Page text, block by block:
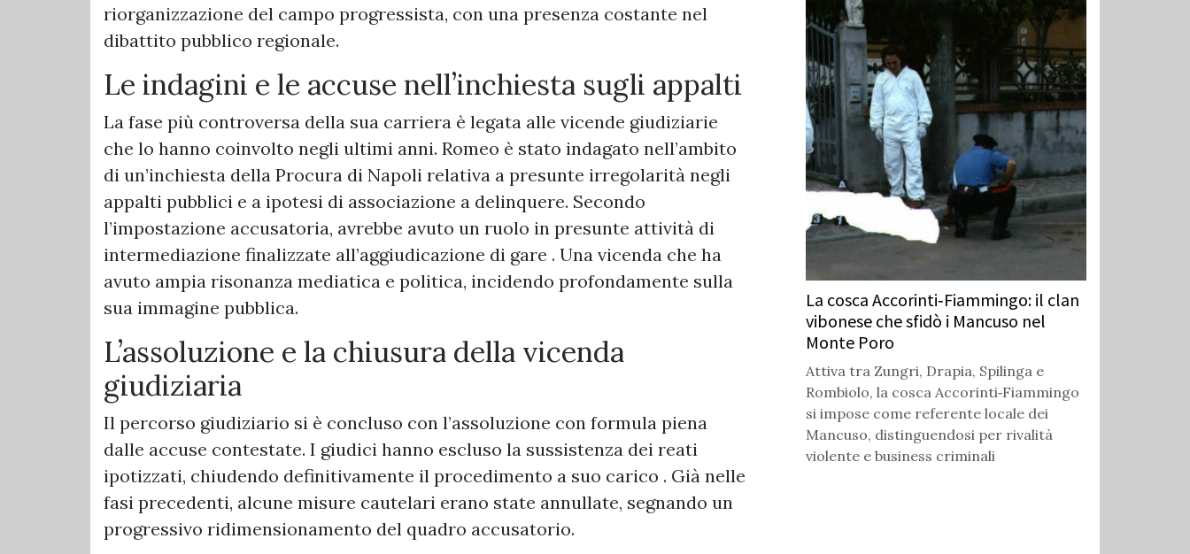
riorganizzazione del campo progressista, con una presenza costante nel
dibattito pubblico regionale.
Le indagini e le accuse nell’inchiesta sugli appalti
La fase più controversa della sua carriera è legata alle vicende giudiziarie
che lo hanno coinvolto negli ultimi anni. Romeo è stato indagato nell’ambito
di un’inchiesta della Procura di Napoli relativa a presunte irregolarità negli
appalti pubblici e a ipotesi di associazione a delinquere. Secondo
l’impostazione accusatoria, avrebbe avuto un ruolo in presunte attività di
intermediazione finalizzate all’aggiudicazione di gare . Una vicenda che ha
avuto ampia risonanza mediatica e politica, incidendo profondamente sulla
sua immagine pubblica.
L’assoluzione e la chiusura della vicenda
giudiziaria
Il percorso giudiziario si è concluso con l’assoluzione con formula piena
dalle accuse contestate. I giudici hanno escluso la sussistenza dei reati
ipotizzati, chiudendo definitivamente il procedimento a suo carico . Già nelle
fasi precedenti, alcune misure cautelari erano state annullate, segnando un
progressivo ridimensionamento del quadro accusatorio.
La cosca Accorinti‑Fiammingo: il clan
vibonese che sfidò i Mancuso nel
Monte Poro
Attiva tra Zungri, Drapia, Spilinga e
Rombiolo, la cosca Accorinti‑Fiammingo
si impose come referente locale dei
Mancuso, distinguendosi per rivalità
violente e business criminali